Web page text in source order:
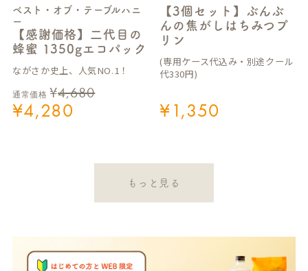
ベスト・オブ・テーブルハニ
ー
【感謝価格】二代目の
蜂蜜 1350gエコパック
ながさか史上、人気NO.1！
通常価格 ¥4,680
¥4,280
【3個セット】ぶんぶ
んの焦がしはちみつプ
リン
(専用ケース代込み・別途クール
代330円)
¥1,350
もっと見る